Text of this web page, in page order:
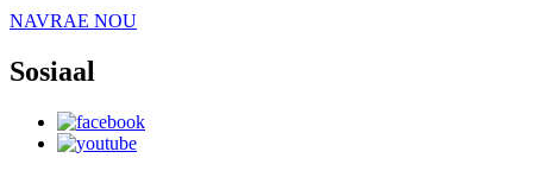
NAVRAE NOU
Sosiaal